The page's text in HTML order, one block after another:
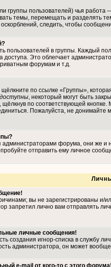
группы пользователей) чья
темы, перемещать и разделять
следить, чтобы
пользователей в группы. Каждый
Это облегчает
форумам и т.д.
щёлкните по ссылке «Группы»,
, некоторый могут быть
щёлкнув по соответствующей
Пожалуйста, не
администраторами форума, они же и
отправить ему личное
вы не зарегистрированы
запретил лично вам отправлять
личные сообщения!
создания игнор-списка в службу
администратора, он может
e-mail от кого-то с этого